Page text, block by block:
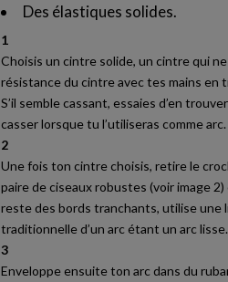
Des élastiques solides.
1
Choisis un cintre solide, un cintre qui
résistance du cintre avec tes mains
S’il semble cassant, essaies d’en
casser lorsque tu l’utiliseras comme arc.
2
Une fois ton cintre choisis, retire le
paire de ciseaux robustes (voir image
reste des bords tranchants, utilise une
traditionnelle d’un arc étant un arc lisse.
3
Enveloppe ensuite ton arc dans du